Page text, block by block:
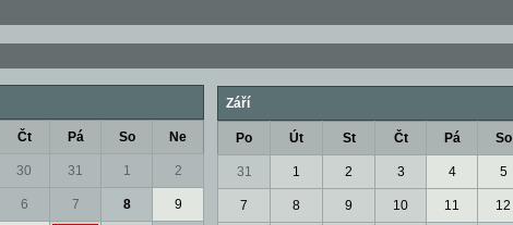
Čt Pá So Ne
30 31 1 2
6 7 8 9
Září
Po Út St Čt Pá So
31 1 2 3 4 5
7 8 9 10 11 12